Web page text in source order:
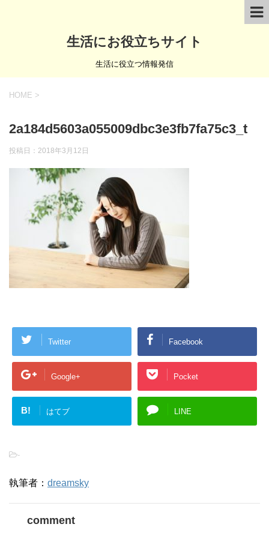
生活にお役立ちサイト
生活に役立つ情報発信
HOME >
2a184d5603a055009dbc3e3fb7fa75c3_t
投稿日： 2018年3月12日
Twitter Facebook
Google+ Pocket
B! はてブ LINE
-
執筆者： dreamsky
comment